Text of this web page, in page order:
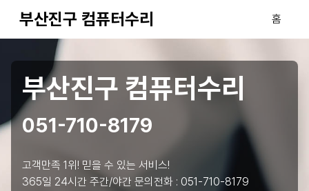
부산진구 컴퓨터수리 홈
부산진구 컴퓨터수리
051-710-8179
고객만족 1위! 믿을 수 있는 서비스!
365일 24시간 주간/야간 문의전화 : 051-710-8179